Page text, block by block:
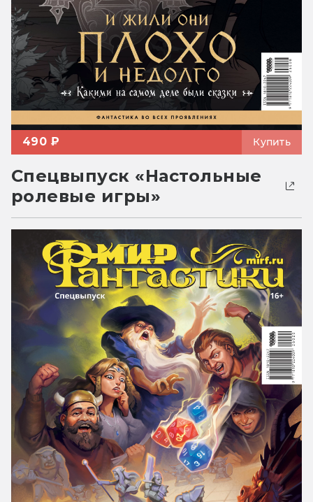
490 ₽ Купить
Спецвыпуск «Настольные
ролевые игры»